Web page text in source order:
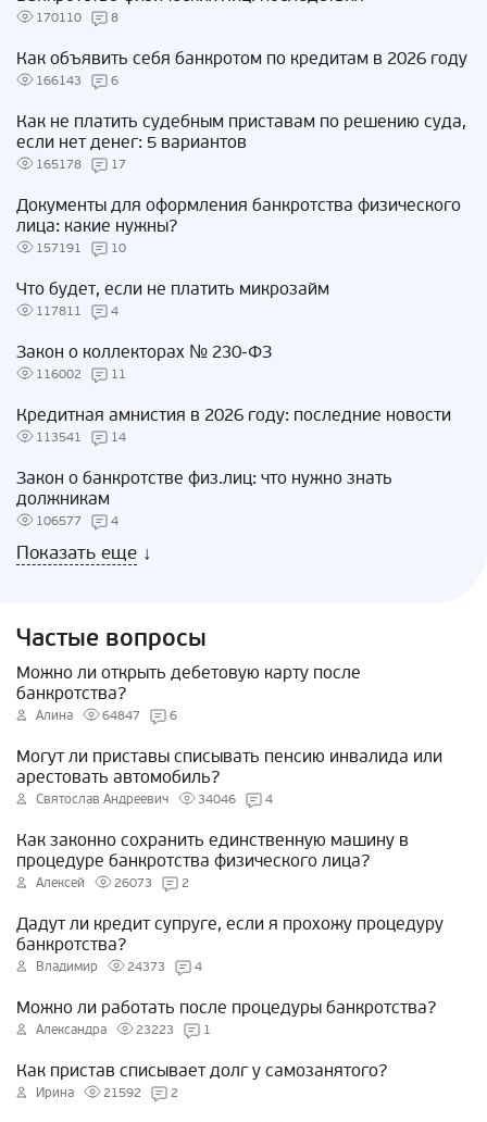
170110 8
Как объявить себя банкротом по кредитам в 2026 году
166143 6
Как не платить судебным приставам по решению суда,
если нет денег: 5 вариантов
165178 17
Документы для оформления банкротства физического
лица: какие нужны?
157191 10
Что будет, если не платить микрозайм
117811 4
Закон о коллекторах № 230-ФЗ
116002 11
Кредитная амнистия в 2026 году: последние новости
113541 14
Закон о банкротстве физ.лиц: что нужно знать
должникам
106577 4
Показать еще ↓
Частые вопросы
Можно ли открыть дебетовую карту после
банкротства?
Алина 64847 6
Могут ли приставы списывать пенсию инвалида или
арестовать автомобиль?
Святослав Андреевич 34046 4
Как законно сохранить единственную машину в
процедуре банкротства физического лица?
Алексей 26073 2
Дадут ли кредит супруге, если я прохожу процедуру
банкротства?
Владимир 24373 4
Можно ли работать после процедуры банкротства?
Александра 23223 1
Как пристав списывает долг у самозанятого?
Ирина 21592 2